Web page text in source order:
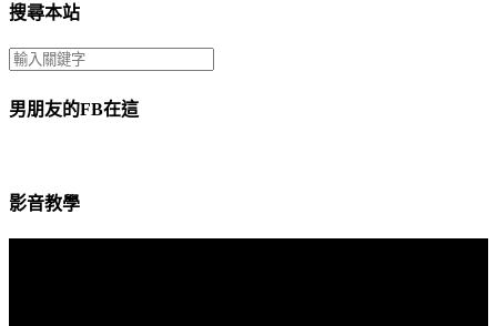
搜尋本站
男朋友的FB在這
影音教學